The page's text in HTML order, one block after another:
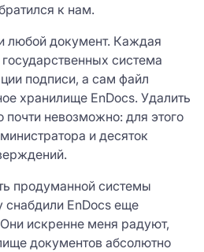
к нам.
любой документ. Каждая
система
подписи, а сам файл
хранилище EnDocs. Удалить
почти невозможно: для этого
и десяток
продуманной системы
снабдили EnDocs еще
искренне меня радуют,
документов абсолютно